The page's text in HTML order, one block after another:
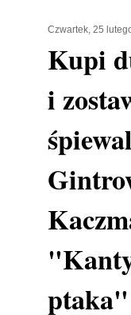
Czwartek, 25
Kupi
i